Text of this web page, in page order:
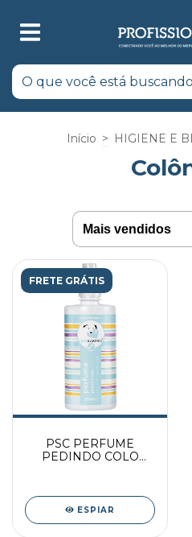
Início > HIGIENE E
FRETE GRÁTIS
PSC PERFUME
PEDINDO COLO
ESPIAR